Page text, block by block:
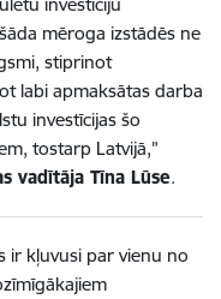
mēroga izstādēs ne
stiprinot
labi apmaksātas darba
investīcijas šo
tostarp Latvijā,”
vadītāja Tīna Lūse.
ir kļuvusi par vienu no